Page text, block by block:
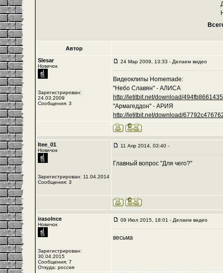
Автор
Slesar
Новичок
Зарегистрирован:
24.03.2009
Сообщения: 3
24 Мар 2009, 13:33 - Делаем видео
Видеоклипы Homemade:
"Небо Славян" - АЛИСА
http://letitbit.net/download/
"Армагеддон" - АРИЯ
http://letitbit.net/download/
Itee_01
Новичок
Зарегистрирован: 11.04.2014
Сообщения: 3
11 Апр 2014, 03:40 -
Главный вопрос "Для чего?"
irasolnce
Новичок
Зарегистрирован:
30.04.2015
Сообщения: 7
Откуда: россия
09 Июл 2015, 18:01 - Делаем видео
весьма